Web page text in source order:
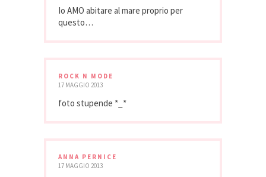
Io AMO abitare al mare proprio per
questo…
ROCK N MODE
17 MAGGIO 2013
foto stupende *_*
ANNA PERNICE
17 MAGGIO 2013